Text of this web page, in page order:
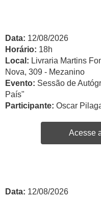
Data: 12/08/2026
Horário: 18h
Local: Livraria Martins
Nova, 309 - Mezanino
Evento: Sessão de
País"
Participante: Oscar
Acesse
Data: 12/08/2026